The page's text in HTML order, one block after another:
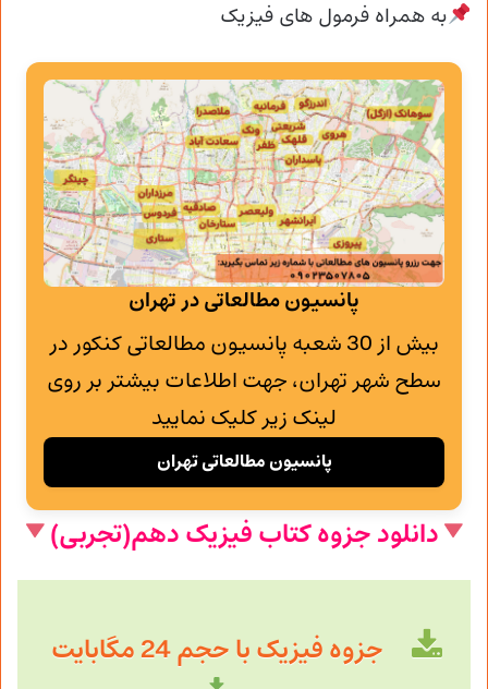
به همراه فرمول های فیزیک
پانسیون مطالعاتی در تهران
بیش از 30 شعبه پانسیون مطالعاتی کنکور در
سطح شهر تهران، جهت اطلاعات بیشتر بر روی
لینک زیر کلیک نمایید
پانسیون مطالعاتی تهران
دانلود جزوه کتاب فیزیک دهم(تجربی)
جزوه فیزیک با حجم 24 مگابایت